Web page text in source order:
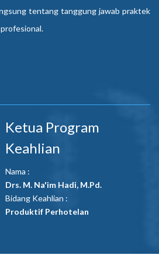
tentang tanggung jawab praktek
Ketua Program
Keahlian
Nama :
Drs. M. Na'im Hadi, M.Pd.
Bidang Keahlian :
Produktif Perhotelan